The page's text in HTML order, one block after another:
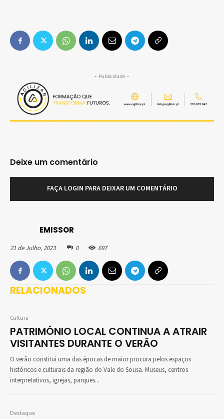
EMISSOR
21 de Julho, 2023 0 697
RELACIONADOS
Cultura
PATRIMÓNIO LOCAL CONTINUA A ATRAIR
VISITANTES DURANTE O VERÃO
O verão constitui uma das épocas de maior procura pelos espaços
históricos e culturais da região do Vale do Sousa. Museus, centros
interpretativos, igrejas, parques...
Destaque
- Publicidade -
Deixe um comentário
FAÇA LOGIN PARA DEIXAR UM COMENTÁRIO